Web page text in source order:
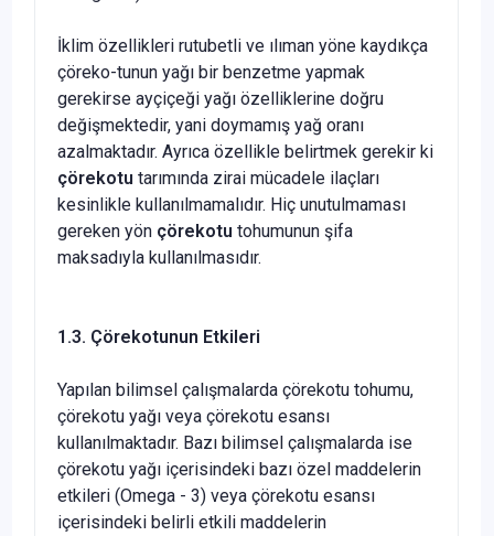
İklim özellikleri rutubetli ve ılıman yöne kaydıkça
çöreko-tunun yağı bir benzetme yapmak
gerekirse ayçiçeği yağı özelliklerine doğru
değişmektedir, yani doymamış yağ oranı
azalmaktadır. Ayrıca özellikle belirtmek gerekir ki
çörekotu tarımında zirai mücadele ilaçları
kesinlikle kullanılmamalıdır. Hiç unutulmaması
gereken yön çörekotu tohumunun şifa
maksadıyla kullanılmasıdır.
1.3. Çörekotunun Etkileri
Yapılan bilimsel çalışmalarda çörekotu tohumu,
çörekotu yağı veya çörekotu esansı
kullanılmaktadır. Bazı bilimsel ça­lışmalarda ise
çörekotu yağı içerisindeki bazı özel maddelerin
etkileri (Omega - 3) veya çörekotu esansı
içerisindeki belir­li etkili maddelerin